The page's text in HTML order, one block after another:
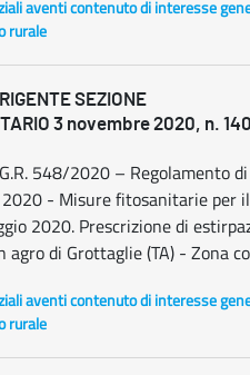
aventi contenuto di interesse
rurale
SEZIONE
3 novembre 2020, n. 140
548/2020 – Regolamento
2020 - Misure fitosanitarie per
2020. Prescrizione di
agro di Grottaglie (TA) - Zona
aventi contenuto di interesse
rurale